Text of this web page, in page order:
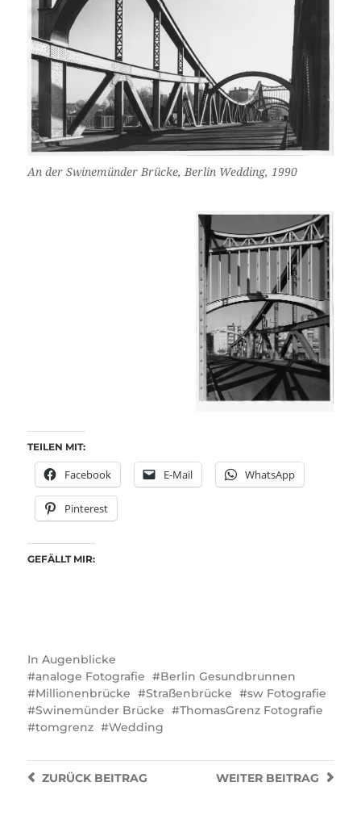
An der Swinemünder Brücke, Berlin Wedding, 1990
TEILEN MIT:
Facebook E-Mail WhatsApp
Pinterest
GEFÄLLT MIR:
In Augenblicke
analoge Fotografie
Berlin Gesundbrunnen
Millionenbrücke
Straßenbrücke
sw Fotografie
Swinemünder Brücke
ThomasGrenz Fotografie
tomgrenz
Wedding
WEITER BEITRAG
ZURÜCKBEITRAG